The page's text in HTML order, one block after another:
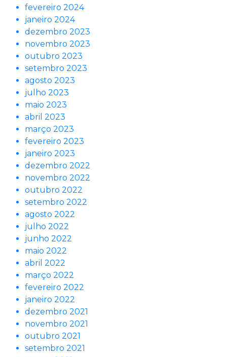
fevereiro 2024
janeiro 2024
dezembro 2023
novembro 2023
outubro 2023
setembro 2023
agosto 2023
julho 2023
maio 2023
abril 2023
março 2023
fevereiro 2023
janeiro 2023
dezembro 2022
novembro 2022
outubro 2022
setembro 2022
agosto 2022
julho 2022
junho 2022
maio 2022
abril 2022
março 2022
fevereiro 2022
janeiro 2022
dezembro 2021
novembro 2021
outubro 2021
setembro 2021